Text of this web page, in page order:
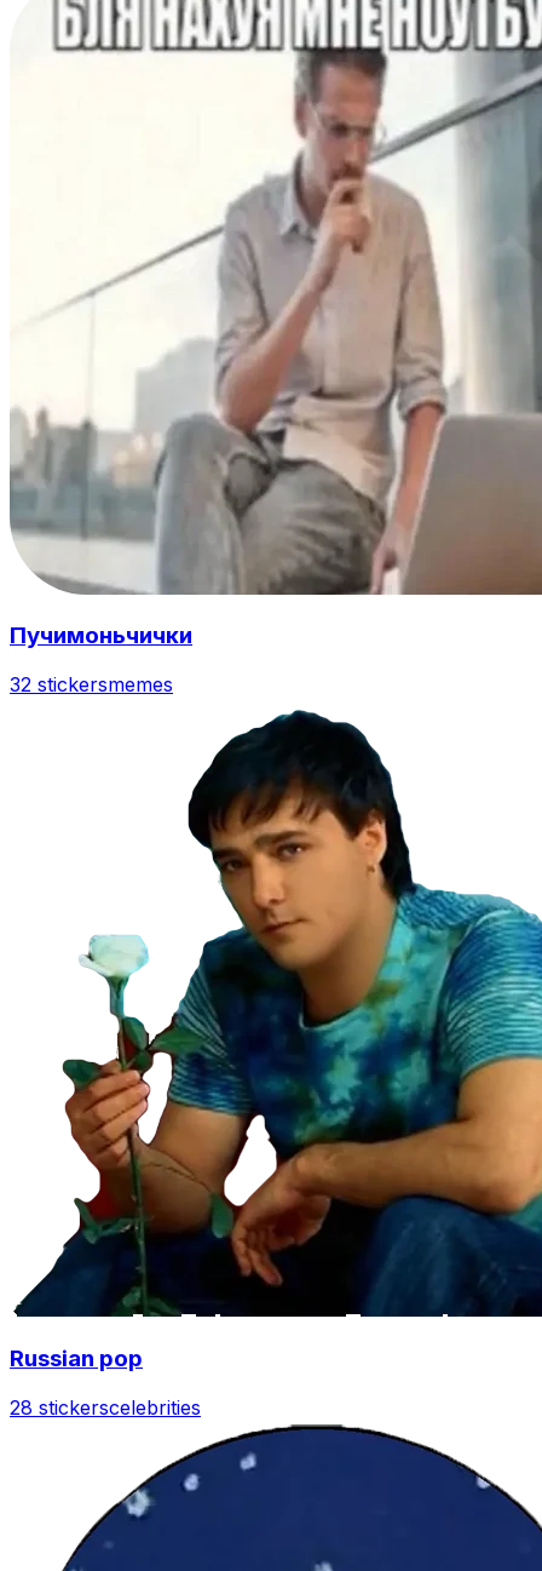
Пучимоньчички
32 stickersmemes
Russian pop
28 stickerscelebrities